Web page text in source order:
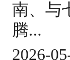
南、与
腾...
2026-